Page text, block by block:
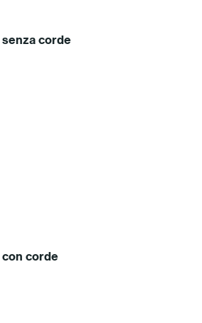
senza corde
con corde